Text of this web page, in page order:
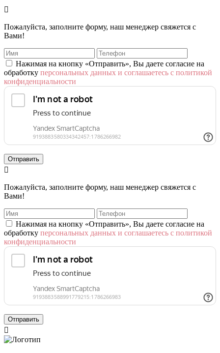

Пожалуйста, заполните форму, наш менеджер свяжется с
Вами!
Нажимая на кнопку «Отправить», Вы даете согласие на
обработку персональных данных и соглашаетесь с политикой
конфиденциальности
Отправить

Пожалуйста, заполните форму, наш менеджер свяжется с
Вами!
Нажимая на кнопку «Отправить», Вы даете согласие на
обработку персональных данных и соглашаетесь с политикой
конфиденциальности
Отправить
